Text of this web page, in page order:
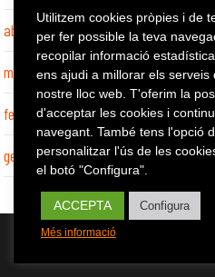
abril 2022
març 2022
febrer 2022
gener 2022
Copyright 2026 - Mutuacat
Utilitzem cookies pròpies i de
per fer possible la teva
recopilar informació
ens ajudi a millorar els serveis
nostre lloc web. T'oferim la
d'acceptar les cookies i
navegant. També tens l'opció
personalitzar l'ús de les
el botó "Configura".
ACCEPTA Configura
Més informació